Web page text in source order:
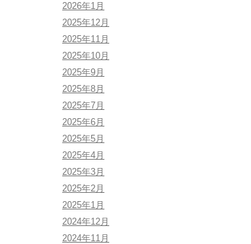
2026年1月
2025年12月
2025年11月
2025年10月
2025年9月
2025年8月
2025年7月
2025年6月
2025年5月
2025年4月
2025年3月
2025年2月
2025年1月
2024年12月
2024年11月